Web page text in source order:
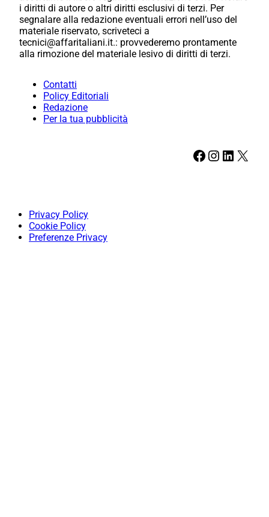
i diritti di autore o altri diritti esclusivi di terzi. Per
segnalare alla redazione eventuali errori nell’uso del
materiale riservato, scriveteci a
tecnici@affaritaliani.it.: provvederemo prontamente
alla rimozione del materiale lesivo di diritti di terzi.
Contatti
Policy Editoriali
Redazione
Per la tua pubblicità
Facebook Instagram LinkedIn X
Privacy Policy
Cookie Policy
Preferenze Privacy